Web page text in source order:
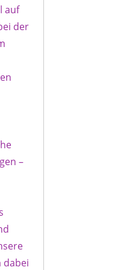
auf
der
–
dabei